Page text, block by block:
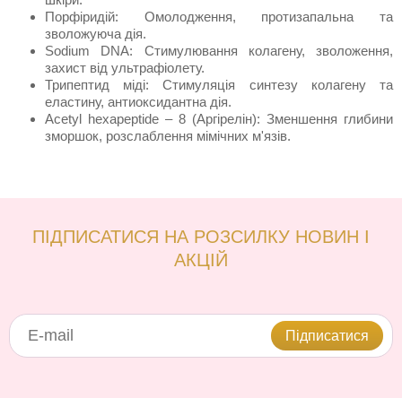
Порфіридій: Омолодження, протизапальна та
зволожуюча дія.
Sodium DNA: Стимулювання колагену, зволоження,
захист від ультрафіолету.
Трипептид міді: Стимуляція синтезу колагену та
еластину, антиоксидантна дія.
Acetyl hexapeptide – 8 (Аргірелін): Зменшення глибини
зморшок, розслаблення мімічних м'язів.
ПІДПИСАТИСЯ НА РОЗСИЛКУ НОВИН І
АКЦІЙ
Підписатися